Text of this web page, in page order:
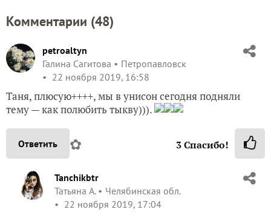
Комментарии (48)
petroaltyn
Галина Сагитова
Петропавловск
22 ноября 2019, 16:58
Таня, плюсую++++, мы в унисон сегодня подняли
тему — как полюбить тыкву))).
Ответить ✿ 3Спасибо!
Tanchikbtr
Татьяна А.
Челябинская обл.
22 ноября 2019, 17:04